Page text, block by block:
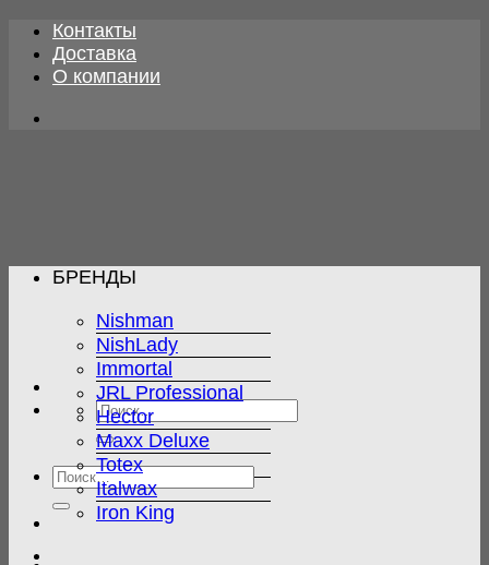
Skip
content
Контакты
Доставка
О компании
Искать:
Искать:
БРЕНДЫ
Nishman
NishLady
Immortal
JRL Professional
Hector
Maxx Deluxe
Totex
Italwax
Iron King